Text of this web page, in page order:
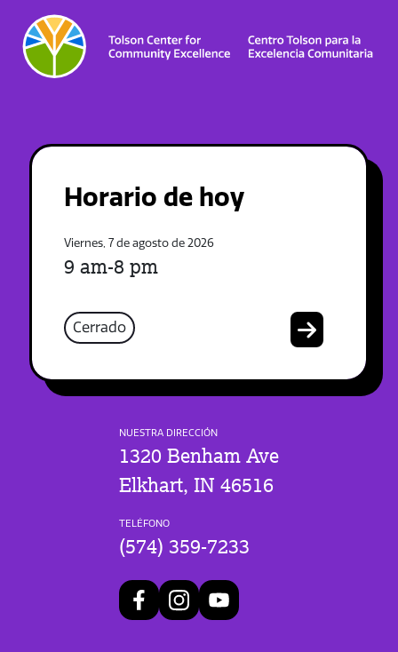
Horario de hoy
Viernes, 7 de agosto de 2026
9 am-8 pm
Cerrado
NUESTRA DIRECCIÓN
1320 Benham Ave
Elkhart, IN 46516
TELÉFONO
(574) 359-7233